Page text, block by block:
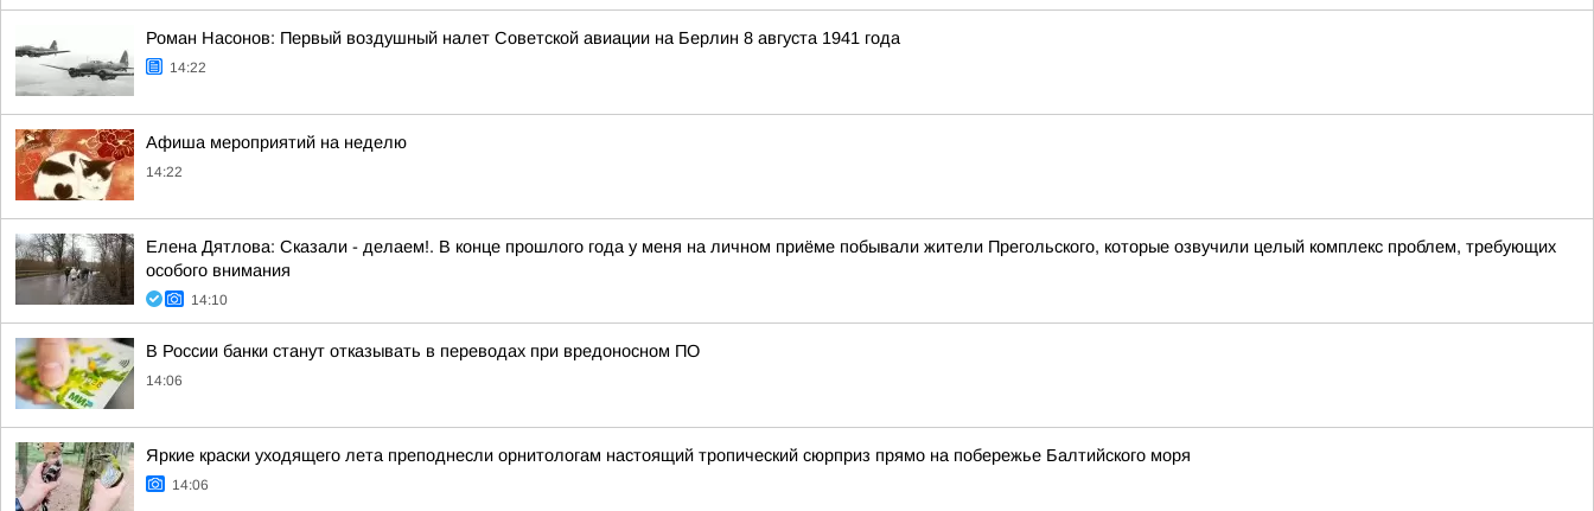
Роман Насонов: Первый воздушный налет Советской авиации на Берлин 8 августа 1941 года
14:22
Афиша мероприятий на неделю
14:22
Елена Дятлова: Сказали - делаем!. В конце прошлого года у меня на личном приёме побывали жители Прегольского, которые озвучили целый комплекс проблем, требующих
особого внимания
14:10
В России банки станут отказывать в переводах при вредоносном ПО
14:06
Яркие краски уходящего лета преподнесли орнитологам настоящий тропический сюрприз прямо на побережье Балтийского моря
14:06